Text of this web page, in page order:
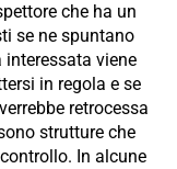
che ha un
se ne spuntano
viene
in regola e se
retrocessa
strutture che
In alcune